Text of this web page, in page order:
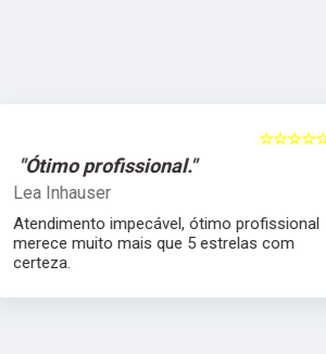
5
☆☆☆☆☆
"Ótimo profissional."
Inhauser
impecável, ótimo profissional
muito mais que 5 estrelas com